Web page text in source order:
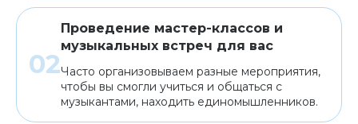
Проведение мастер-классов и
музыкальных встреч для вас
Часто организовываем разные мероприятия,
чтобы вы смогли учиться и общаться с
музыкантами, находить единомышленников.